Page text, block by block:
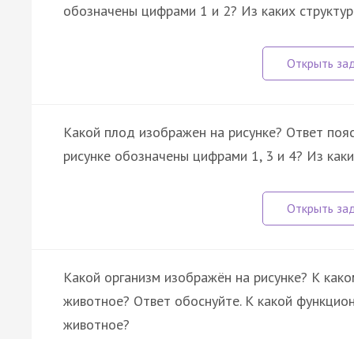
обозначены цифрами 1 и 2? Из каких
Какой плод изображен на рисунке? Ответ
рисунке обозначены цифрами 1, 3 и 4? Из
Какой организм изображён на рисунке? К
животное? Ответ обоснуйте. К какой
животное?